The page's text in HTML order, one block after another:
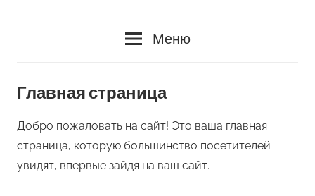
Меню
Главная страница
Добро пожаловать на сайт! Это ваша главная
страница, которую большинство посетителей
увидят, впервые зайдя на ваш сайт.